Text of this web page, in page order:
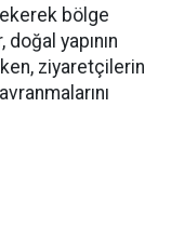
bölge
yapının
ziyaretçilerin